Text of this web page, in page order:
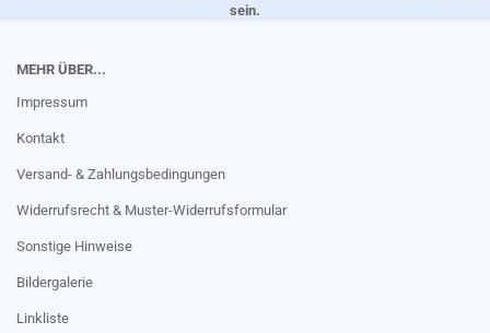
sein.
MEHR ÜBER...
Impressum
Kontakt
Versand- & Zahlungsbedingungen
Widerrufsrecht & Muster-Widerrufsformular
Sonstige Hinweise
Bildergalerie
Linkliste